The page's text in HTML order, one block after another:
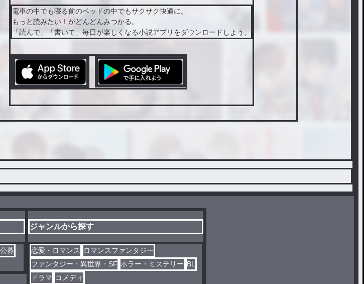
電車の中でも寝る前のベッドの中でもサクサク快適に。
もっと読みたい！がどんどんみつかる。
「読んで」「書いて」毎日が楽しくなる小説アプリをダウンロードしよう。
募
ジャンルから探す
恋愛・ロマンス
ロマンスファンタジー
ファンタジー・異世界・SF ホラー・ミステリー BL
ドラマ コメディ